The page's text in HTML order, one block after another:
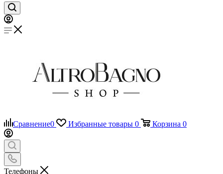
Сравнение0 Избранные товары 0 Корзина 0
Телефоны